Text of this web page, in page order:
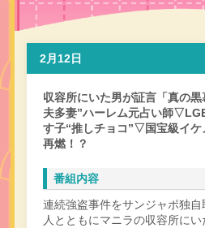
2月12日
収容所にいた男が証言「真の
夫多妻”ハーレム元占い師
す子“推しチョコ”▽国宝級イ
再燃！？
番組内容
連続強盗事件をサンジャポ独
人とともにマニラの収容所に